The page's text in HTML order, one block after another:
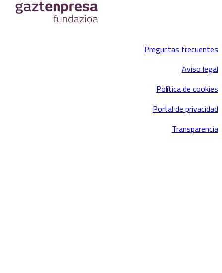
Preguntas frecuentes
Aviso legal
Política de cookies
Portal de privacidad
Transparencia